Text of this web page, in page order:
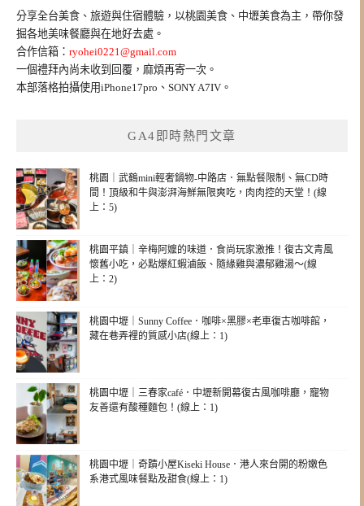
鍵
字:
分享全台美食、旅遊與住宿體驗，以桃園美食、中壢美食為主，帶你發
掘各地美味餐廳與在地好去處。
合作信箱： ryohei0221@gmail.com
一個禮拜內尚未收到回覆，麻煩再寄一次。
本部落格拍攝使用iPhone17pro、SONY A7IV。
GA4即時熱門文章
桃園｜武鶴mini輕奢鍋物-中路店．無點餐限制、無CD時
間！頂級和牛與澎湃海鮮無限爽吃，肉肉控的天堂！(線
上：5)
桃園平鎮｜辛梅阿嬤的味道．食尚玩家激推！復古文青風
懷舊小吃，必點爆紅蝦滷飯、隨緣雞與濃郁雞湯～(線
上：2)
桃園中壢｜Sunny Coffee．咖啡×黑膠×老車復古咖啡館，
藏在巷弄裡的質感小店(線上：1)
桃園中壢｜三春家café．中壢新開幕復古風咖啡廳，寵物
友善還有酸種麵包！(線上：1)
桃園中壢｜奇蹟小屋Kiseki House．港人來台開的粉嫩色
系港式風味餐點及甜食(線上：1)